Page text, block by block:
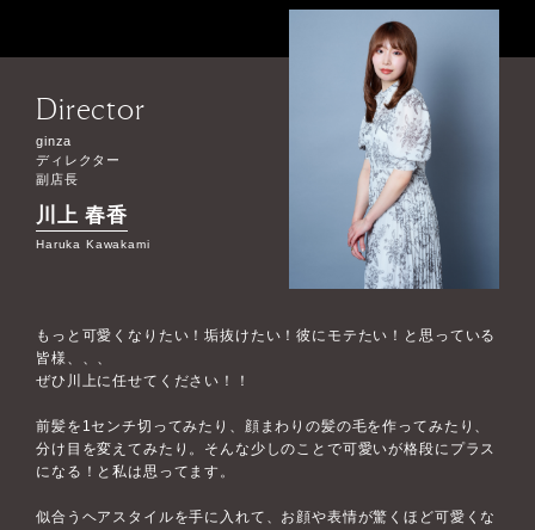
Director
ginza
ディレクター
副店長
川上 春香
Haruka Kawakami
もっと可愛くなりたい！垢抜けたい！彼にモテたい！と思っている
皆様、、、
ぜひ川上に任せてください！！
前髪を1センチ切ってみたり、顔まわりの髪の毛を作ってみたり、
分け目を変えてみたり。そんな少しのことで可愛いが格段にプラス
になる！と私は思ってます。
似合うヘアスタイルを手に入れて、お顔や表情が驚くほど可愛くな